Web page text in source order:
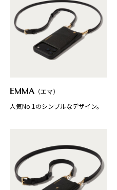
EMMA（エマ）
人気No.1のシンプルなデザイン。